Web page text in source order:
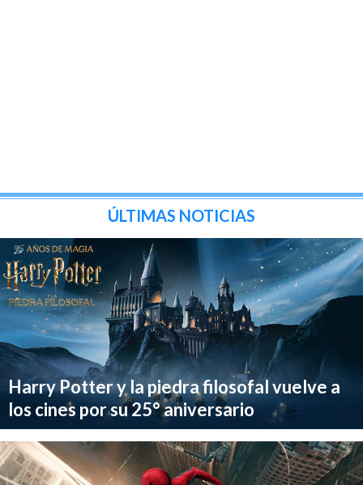
ÚLTIMAS NOTICIAS
Harry Potter y la piedra filosofal vuelve a
los cines por su 25° aniversario